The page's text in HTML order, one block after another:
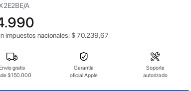
A
impuestos nacionales: $70.239,67
gratis
$150.000
Garantía
oficial Apple
Soporte
autorizado